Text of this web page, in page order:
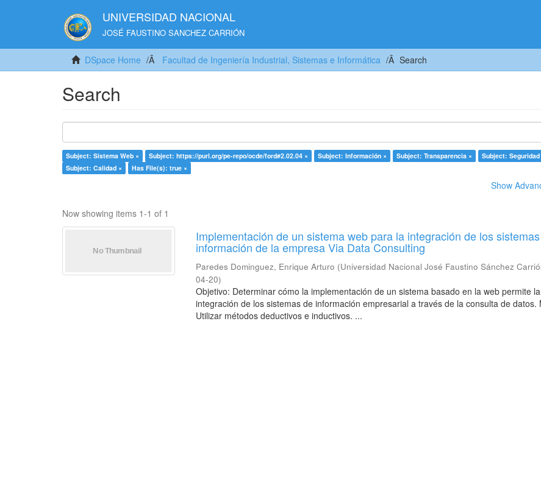
UNIVERSIDAD NACIONAL
JOSÉ FAUSTINO SANCHEZ CARRIÓN
DSpace Home Facultad de Ingeniería Industrial, Sistemas e Informática Search
Search
Subject: Sistema Web × Subject: https://purl.org/pe-repo/ocde/ford#2.02.04 × Subject: Información × Subject: Transparencia ×
Subject: Seguridad
Subject: Calidad ×
Has File(s): true ×
Show
Now showing items 1-1 of 1
Implementación de un sistema web para la integración de los
información de la empresa Via Data Consulting
Paredes Dominguez, Enrique Arturo (Universidad Nacional José Faustino Sánchez
04-20)
Objetivo: Determinar cómo la implementación de un sistema basado en la web permite la
integración de los sistemas de información empresarial a través de la consulta de datos.
Utilizar métodos deductivos e inductivos. ...